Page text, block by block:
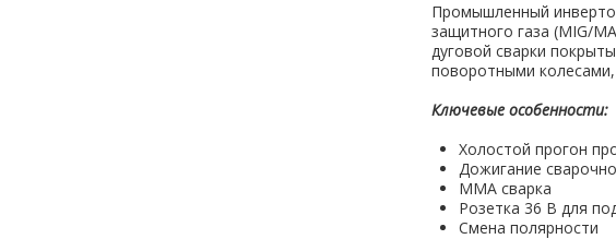
Промышленный
защитного газа (MIG/
дуговой сварки
поворотными
Ключевые особенности:
Холостой прогон
Дожигание
ММА сварка
Розетка 36 В для
Смена полярности